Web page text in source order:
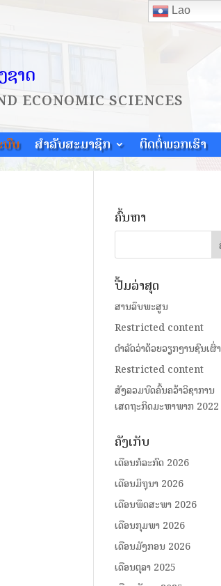
າດ
ECONOMIC SCIENCES
ບົບ ສຳລັບສະມາຊິກ ຕິດຕໍ່ພວກເຮົາ
ຄົ້ນຫາ
ປື້ມລ່າສຸດ
ສານລຶບພະສູນ
Restricted content
ດໍາລັດວ່າດ້ວຍວຽກງານຊົນເຜົ່າ
Restricted content
ສັງລວມບົດຄົ້ນຄວ້າວິຊາການ
ເສດຖະກິດມະຫາພາກ 2022
ຄັງເກັບ
ເດືອນກໍລະກົດ 2026
ເດືອນມິຖຸນາ 2026
ເດືອນພຶດສະພາ 2026
ເດືອນກຸມພາ 2026
ເດືອນມັງກອນ 2026
ເດືອນຕຸລາ 2025
Lao